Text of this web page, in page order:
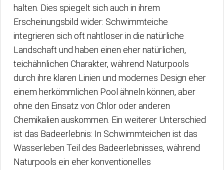
halten. Dies spiegelt sich auch in ihrem
Erscheinungsbild wider: Schwimmteiche
integrieren sich oft nahtloser in die natürliche
Landschaft und haben einen eher natürlichen,
teichähnlichen Charakter, während Naturpools
durch ihre klaren Linien und modernes Design eher
einem herkömmlichen Pool ähneln können, aber
ohne den Einsatz von Chlor oder anderen
Chemikalien auskommen. Ein weiterer Unterschied
ist das Badeerlebnis: In Schwimmteichen ist das
Wasserleben Teil des Badeerlebnisses, während
Naturpools ein eher konventionelles